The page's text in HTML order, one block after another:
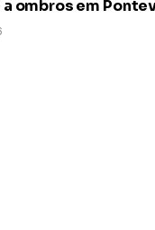
a ombros em